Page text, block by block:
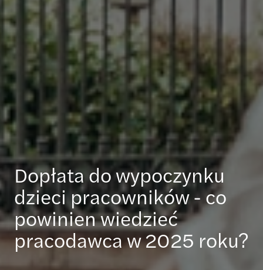
Dopłata do wypoczynku
dzieci pracowników - co
powinien wiedzieć
pracodawca w 2025 roku?